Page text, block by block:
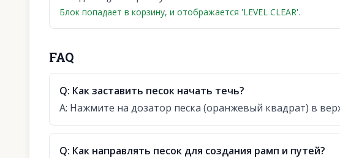
Блок попадает в корзину, и отображается 'LEVEL CLEAR'.
FAQ
Q: Как заставить песок начать течь?
A: Нажмите на дозатор песка (оранжевый квадрат) в
Q: Как направлять песок для создания рамп и путей?